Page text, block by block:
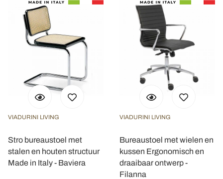
VIADURINI LIVING
Stro bureaustoel met
stalen en houten structuur
Made in Italy - Baviera
VIADURINI LIVING
Bureaustoel met wielen en
kussen Ergonomisch en
draaibaar ontwerp -
Filanna